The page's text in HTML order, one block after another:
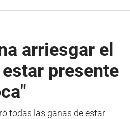
arriesgar el
presente
todas las ganas de estar